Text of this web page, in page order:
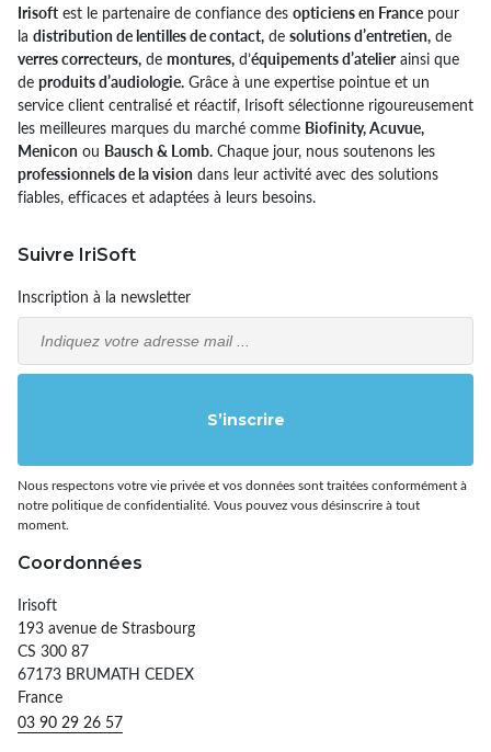
Irisoft est le partenaire de confiance des opticiens en France pour
la distribution de lentilles de contact, de solutions d’entretien, de
verres correcteurs, de montures, d’équipements d’atelierainsi que
de produits d’audiologie. Grâce à une expertise pointue et un
service client centralisé et réactif, Irisoft sélectionne rigoureusement
les meilleures marques du marché comme Biofinity, Acuvue,
Menicon ou Bausch & Lomb. Chaque jour, nous soutenons les
professionnels de la vision dans leur activité avec des solutions
fiables, efficaces et adaptées à leurs besoins.
Suivre IriSoft
Inscription à la newsletter
Email
S’inscrire
Nous respectons votre vie privée et vos données sont traitées conformément à
notre politique de confidentialité. Vous pouvez vous désinscrire à tout
moment.
Coordonnées
Irisoft
193 avenue de Strasbourg
CS 300 87
67173 BRUMATH CEDEX
France
03 90 29 26 57